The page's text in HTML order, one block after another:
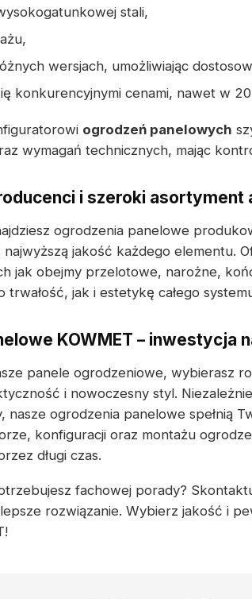
stali,
wersjach, umożliwiając
konkurencyjnymi cenami, nawet w
ogrodzeń panelowych
wymagań technicznych, mając
i szeroki asortyment
ogrodzenia panelowe
jakość każdego elementu.
jak obejmy przelotowe, narożne,
trwałość, jak i estetykę całego
KOWMET – inwestycja
panele ogrodzeniowe, wybierasz
i nowoczesny styl.
ogrodzenia panelowe spełnią
konfiguracji oraz montażu
długi czas.
fachowej porady?
rozwiązanie. Wybierz jakość i